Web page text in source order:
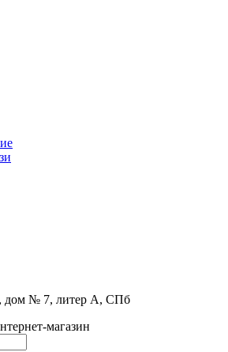
дом № 7, литер А, СПб
магазин